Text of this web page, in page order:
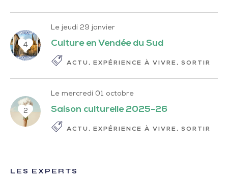
4
Le jeudi 29 janvier
Culture en Vendée du Sud
ACTU EXPÉRIENCE À VIVRE SORTIR
2
Le mercredi 01 octobre
Saison culturelle 2025-26
ACTU EXPÉRIENCE À VIVRE SORTIR
LES EXPERTS